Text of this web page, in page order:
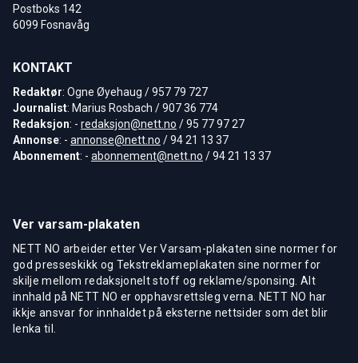
Postboks 142
6099 Fosnavåg
KONTAKT
Redaktør: Ogne Øyehaug / 957 79 727
Journalist: Marius Rosbach / 907 36 774
Redaksjon: - redaksjon@nett.no / 95 77 97 27
Annonse: - annonse@nett.no / 94 21 13 37
Abonnement: - abonnement@nett.no / 94 21 13 37
Ver varsam-plakaten
NETT NO arbeider etter Ver Varsam-plakaten sine normer for
god presseskikk og Tekstreklameplakaten sine normer for
skilje mellom redaksjonelt stoff og reklame/sponsing. Alt
innhald på NETT NO er opphavsrettsleg verna. NETT NO har
ikkje ansvar for innhaldet på eksterne nettsider som det blir
lenka til.